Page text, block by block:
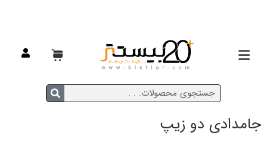
مدرسه ای/جامدادی/ جامدادی دو زیپ
جامدادی دو زیپ